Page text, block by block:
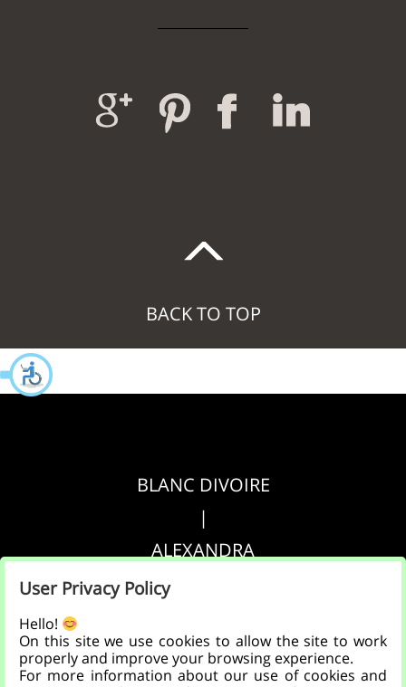
BACK TO TOP
BLANC DIVOIRE
|
ALEXANDRA
הצהרת נגישות
User Privacy Policy
Hello!
On this site we use cookies to allow the site to work
properly and improve your browsing experience.
For more information about our use of cookies and